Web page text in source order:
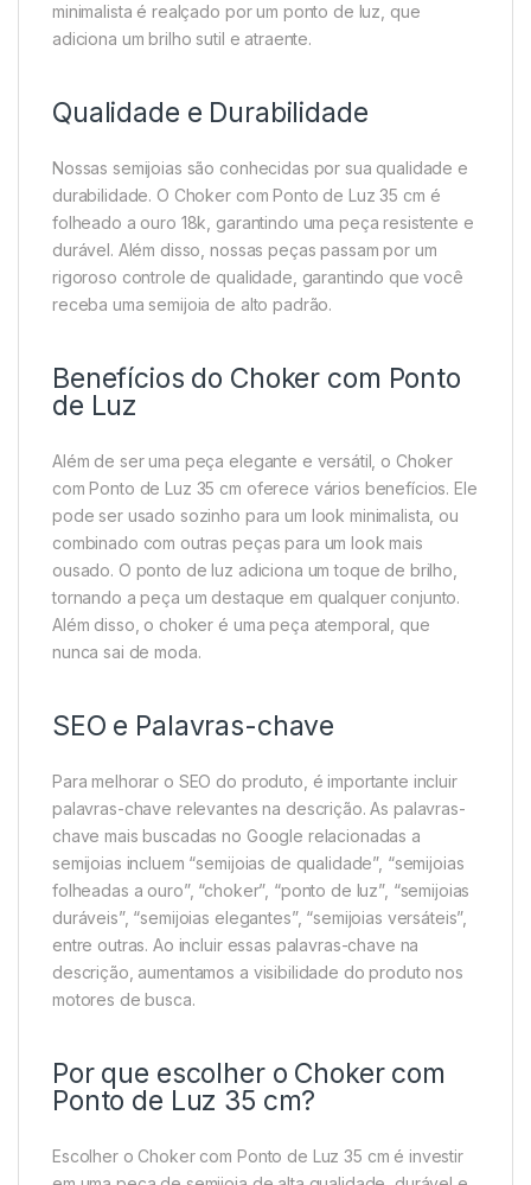
minimalista é realçado por um ponto de luz, que
adiciona um brilho sutil e atraente.
Qualidade e Durabilidade
Nossas semijoias são conhecidas por sua qualidade e
durabilidade. O Choker com Ponto de Luz 35 cm é
folheado a ouro 18k, garantindo uma peça resistente e
durável. Além disso, nossas peças passam por um
rigoroso controle de qualidade, garantindo que você
receba uma semijoia de alto padrão.
Benefícios do Choker com Ponto
de Luz
Além de ser uma peça elegante e versátil, o Choker
com Ponto de Luz 35 cm oferece vários benefícios. Ele
pode ser usado sozinho para um look minimalista, ou
combinado com outras peças para um look mais
ousado. O ponto de luz adiciona um toque de brilho,
tornando a peça um destaque em qualquer conjunto.
Além disso, o choker é uma peça atemporal, que
nunca sai de moda.
SEO e Palavras-chave
Para melhorar o SEO do produto, é importante incluir
palavras-chave relevantes na descrição. As palavras-
chave mais buscadas no Google relacionadas a
semijoias incluem “semijoias de qualidade”, “semijoias
folheadas a ouro”, “choker”, “ponto de luz”, “semijoias
duráveis”, “semijoias elegantes”, “semijoias versáteis”,
entre outras. Ao incluir essas palavras-chave na
descrição, aumentamos a visibilidade do produto nos
motores de busca.
Por que escolher o Choker com
Ponto de Luz 35 cm?
Escolher o Choker com Ponto de Luz 35 cm é investir